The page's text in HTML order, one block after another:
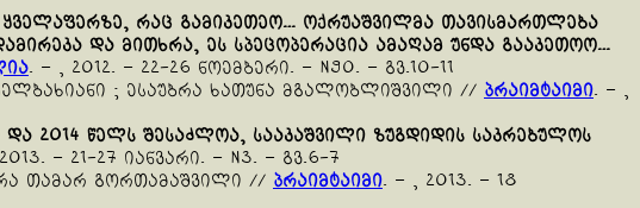
ყველაფერზე, რაც გამიკეთეო… ოქრუაშვილმა თავისმართლება
და მითხრა, ეს სპეცოპერაცია ამაღამ უნდა გააკეთოო…
. – , 2012. – 22-26 ნოემბერი. – N90. – გვ.10-11
; ესაუბრა ხათუნა მგალობლიშვილი // პრაიმტაიმი. – ,
და 2014 წელს შესაძლოა, სააკაშვილი ზუგდიდის საკრებულოს
– 21-27 იანვარი. – N3. – გვ.6-7
თამარ გორთამაშვილი // პრაიმტაიმი. – , 2013. – 18